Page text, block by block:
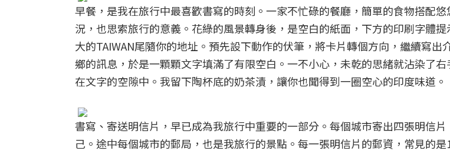
早餐，是我在旅行中最喜歡書寫的時刻。一家不忙碌的餐廳，簡單的食物搭配
況，也思索旅行的意義。花綠的風景轉身後，是空白的紙面，下方的印刷字體
大的TAIWAN尾隨你的地址。預先設下動作的伏筆，將卡片轉個方向，繼續寫出
鄉的訊息，於是一顆顆文字填滿了有限空白。一不小心，未乾的思緒就沾染了
在文字的空隙中。我留下陶杯底的奶茶漬，讓你也聞得到一圈空心的印度味道。
書寫、寄送明信片，早已成為我旅行中重要的一部分。每個城市寄出四張明信
己。途中每個城市的郵局，也是我旅行的景點。每一張明信片的郵資，常見的